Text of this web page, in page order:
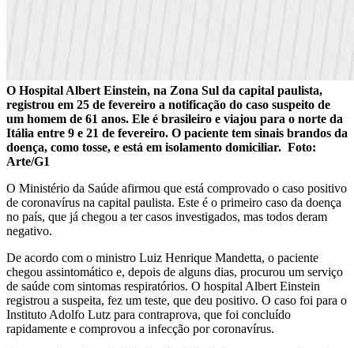
O Hospital Albert Einstein, na Zona Sul da capital paulista,
registrou em 25 de fevereiro a notificação do caso suspeito de
um homem de 61 anos. Ele é brasileiro e viajou para o norte da
Itália entre 9 e 21 de fevereiro. O paciente tem sinais brandos da
doença, como tosse, e está em isolamento domiciliar. Foto:
Arte/G1
O Ministério da Saúde afirmou que está comprovado o caso positivo
de coronavírus na capital paulista. Este é o primeiro caso da doença
no país, que já chegou a ter casos investigados, mas todos deram
negativo.
De acordo com o ministro Luiz Henrique Mandetta, o paciente
chegou assintomático e, depois de alguns dias, procurou um serviço
de saúde com sintomas respiratórios. O hospital Albert Einstein
registrou a suspeita, fez um teste, que deu positivo. O caso foi para o
Instituto Adolfo Lutz para contraprova, que foi concluído
rapidamente e comprovou a infecção por coronavírus.